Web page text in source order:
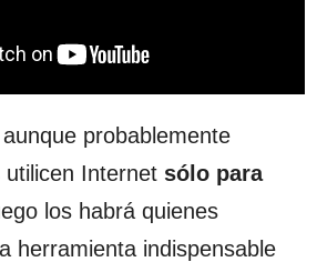
probablemente
Internet sólo para
los habrá quienes
herramienta indispensable